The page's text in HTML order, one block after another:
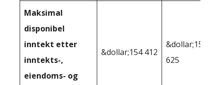
Maksimal
disponibel
inntekt etter
inntekts-,
eiendoms- og
&dollar;154 412
&dollar;155
625